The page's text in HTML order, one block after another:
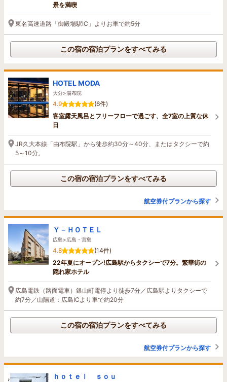
景を満喫
東名高速道路「御殿場駅IC」よりお車で約5分
この宿の宿泊プランをすべてみる
HOTEL MODA
大分>湯布院
4.9
(6件)
客室露天風呂とフリーフローで過ごす、全7室の上質な休
日
JR久大本線「由布院駅」から徒歩約30分～40分、またはタクシーで約
5～10分。
この宿の宿泊プランをすべてみる
航空券付プランから探す
Ｙ－ＨＯＴＥＬ
広島>広島・宮島
4.8
(14件)
22年夏にオープン!広島駅からタクシーで7分。繁華街の
隠れ家ホテル
広島電鉄（路面電車）銀山町電停より徒歩7分／広島駅よりタクシーで
約7分／山陽道：広島ICより車で約20分
この宿の宿泊プランをすべてみる
航空券付プランから探す
ｈｏｔｅｌ ｓｏｕ